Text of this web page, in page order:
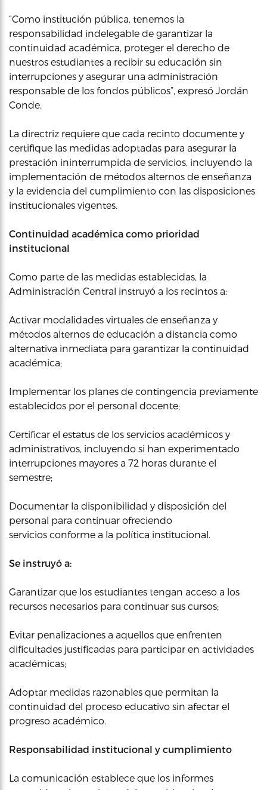
“Como institución pública, tenemos la
responsabilidad indelegable de garantizar la
continuidad académica, proteger el derecho de
nuestros estudiantes a recibir su educación sin
interrupciones y asegurar una administración
responsable de los fondos públicos”, expresó Jordán
Conde.
La directriz requiere que cada recinto documente y
certifique las medidas adoptadas para asegurar la
prestación ininterrumpida de servicios, incluyendo la
implementación de métodos alternos de enseñanza
y la evidencia del cumplimiento con las disposiciones
institucionales vigentes.
Continuidad académica como prioridad
institucional
Como parte de las medidas establecidas, la
Administración Central instruyó a los recintos a:
Activar modalidades virtuales de enseñanza y
métodos alternos de educación a distancia como
alternativa inmediata para garantizar la continuidad
académica;
Implementar los planes de contingencia previamente
establecidos por el personal docente;
Certificar el estatus de los servicios académicos y
administrativos, incluyendo si han experimentado
interrupciones mayores a 72 horas durante el
semestre;
Documentar la disponibilidad y disposición del
personal para continuar ofreciendo
servicios conforme a la política institucional.
Se instruyó a:
Garantizar que los estudiantes tengan acceso a los
recursos necesarios para continuar sus cursos;
Evitar penalizaciones a aquellos que enfrenten
dificultades justificadas para participar en actividades
académicas;
Adoptar medidas razonables que permitan la
continuidad del proceso educativo sin afectar el
progreso académico.
Responsabilidad institucional y cumplimiento
La comunicación establece que los informes